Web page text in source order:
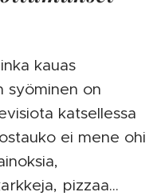
kauas
syöminen on
katsellessa
ei mene ohi
pizzaa...